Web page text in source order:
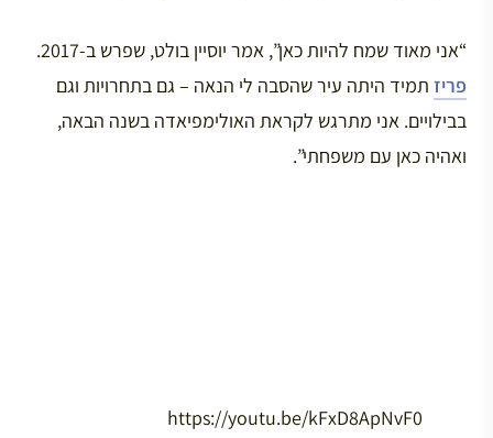
“אני מאוד שמח להיות כאן”, אמר יוסיין בולט, שפרש ב-2017.
פריז תמיד היתה עיר שהסבה לי הנאה – גם בתחרויות וגם
בבילויים. אני מתרגש לקראת האולימפיאדה בשנה הבאה,
ואהיה כאן עם משפחתי”.
https://youtu.be/kFxD8ApNvF0